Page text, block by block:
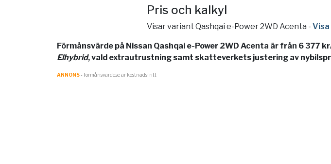
Pris och kalkyl
Visar variant Qashqai e-Power 2WD Acenta -
Förmånsvärde på Nissan Qashqai e-Power 2WD Acenta är från 6
Elhybrid, vald extrautrustning samt skatteverkets justering av
ANNONS- förmånsvärde.se är kostnadsfritt